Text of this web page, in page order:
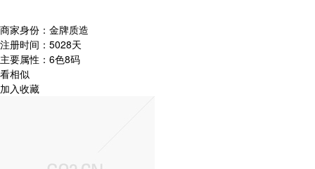
商家身份： 金牌质造
注册时间： 5028天
主要属性： 6色8码
看相似
加入收藏